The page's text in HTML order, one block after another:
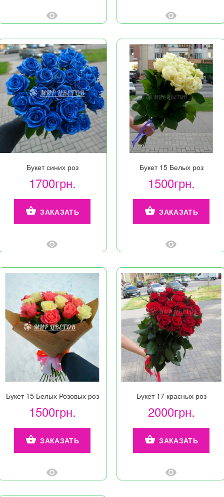
Букет синих роз
1700грн.
ЗАКАЗАТЬ
Букет 15 Белых роз
1500грн.
ЗАКАЗАТЬ
Букет 15 Белых Розовых роз
1500грн.
ЗАКАЗАТЬ
Букет 17 красных роз
2000грн.
ЗАКАЗАТЬ